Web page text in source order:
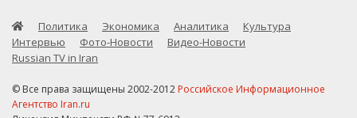
Политика Экономика Аналитика
Культура
Интервью
Фото-Новости
Видео-Новости
Russian TV in Iran
© Все права защищены 2002-2012 Российское Информационное
Агентство Iran.ru